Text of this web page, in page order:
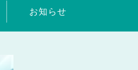
お知らせ